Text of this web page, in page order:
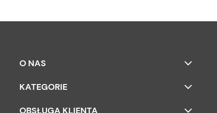
O NAS
KATEGORIE
OBSŁUGA KLIENTA